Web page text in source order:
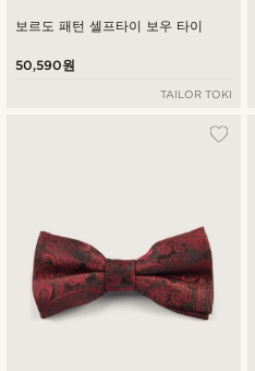
보르도 패턴 셀프타이 보우 타이
50,590원
TAILOR TOKI